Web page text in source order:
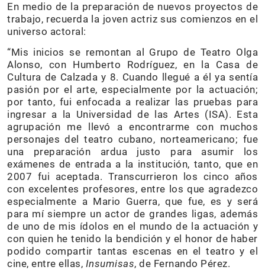
En medio de la preparación de nuevos proyectos de
trabajo, recuerda la joven actriz sus comienzos en el
universo actoral:
“Mis inicios se remontan al Grupo de Teatro Olga
Alonso, con Humberto Rodríguez, en la Casa de
Cultura de Calzada y 8. Cuando llegué a él ya sentía
pasión por el arte, especialmente por la actuación;
por tanto, fui enfocada a realizar las pruebas para
ingresar a la Universidad de las Artes (ISA). Esta
agrupación me llevó a encontrarme con muchos
personajes del teatro cubano, norteamericano; fue
una preparación ardua justo para asumir los
exámenes de entrada a la institución, tanto, que en
2007 fui aceptada. Transcurrieron los cinco años
con excelentes profesores, entre los que agradezco
especialmente a Mario Guerra, que fue, es y será
para mí siempre un actor de grandes ligas, además
de uno de mis ídolos en el mundo de la actuación y
con quien he tenido la bendición y el honor de haber
podido compartir tantas escenas en el teatro y el
cine, entre ellas, Insumisas, de Fernando Pérez.